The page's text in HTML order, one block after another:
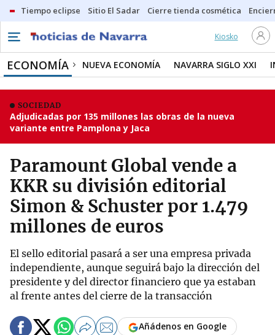
Tiempo eclipse Sitio El Sadar Cierre tienda cosmética
Kiosko
ECONOMÍA NUEVA ECONOMÍA NAVARRA SIGLO XXI
SOCIEDAD
Adjudicadas por 135 millones las obras de la nueva
variante entre Pamplona y Jaca
Paramount Global vende a
KKR su división editorial
Simon & Schuster por 1.479
millones de euros
El sello editorial pasará a ser una empresa privada
independiente, aunque seguirá bajo la dirección del
presidente y del director financiero que ya estaban
al frente antes del cierre de la transacción
Añádenos en Google